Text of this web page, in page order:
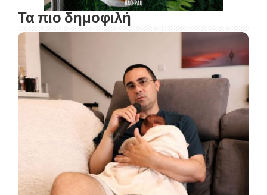
Τα πιο δημοφιλή